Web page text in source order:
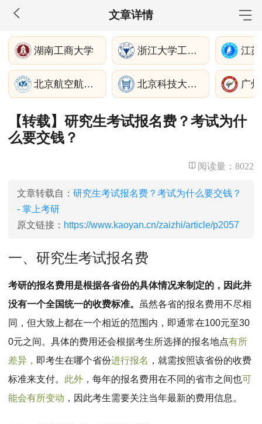
文章详情
MBA工商管理
院校库 考试报名 招生政策 学制学费
报名流程
考试真题
报考经验 招生简章
MEM工程管理
院校库 考试报名
MPA公共管理
院校库 考试报名
MPAcc会计专硕
院校库 考试报名 招生政策 学制学费
报名流程
考试真题
报考经验 招生简章
MTA旅游管理
院校库 考试报名 招生政策 学制学费
报名流程
考试真题
报考经验 招生简章
湖南工商大学 浙江大学工程师学院 江
北京航空航天大学经济管理学院 北京科技大学机械工程学院 广
【转载】研究生考试报名费？考试为什
么要交钱？
阅读量： 8022
文章转载自： 研究生考试报名费？考试为什么要交钱？
- 掌上考研
原文链接： https://www.kaoyan.cn/zaizhi/article/p2057
一、研究生考试报名费
考研的报名费用是根据各省份的具体情况来制定的，因此并
没有一个全国统一的收费标准。虽然各省的报名费用不尽相
同，但大致上都在一个相近的范围内，即通常在100元至30
0元之间。具体的费用还会根据考生所选择的报名地点有所
差异， 即考生在哪个省份进行报名 ，就需按照该省份的收费
标准来支付。 此外 ，每年的报名费用在不同的省市之间也可
能会有所变动 ，因此考生需要关注当年最新的费用信息。